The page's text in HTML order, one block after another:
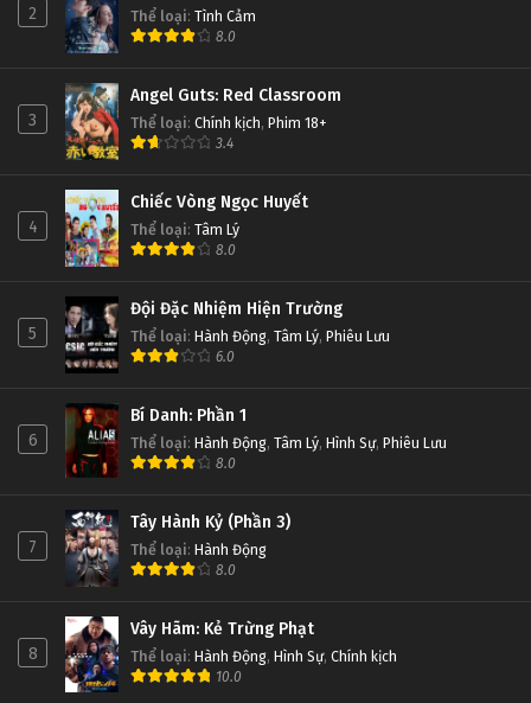
2 Thể loại: Tình Cảm
8.0
3
Angel Guts: Red Classroom
Thể loại: Chính kịch, Phim 18+
3.4
4
Chiếc Vòng Ngọc Huyết
Thể loại: Tâm Lý
8.0
5
Đội Đặc Nhiệm Hiện Trường
Thể loại: Hành Động, Tâm Lý, Phiêu Lưu
6.0
6
Bí Danh: Phần 1
Thể loại: Hành Động, Tâm Lý, Hình Sự, Phiêu Lưu
8.0
7
Tây Hành Kỷ (Phần 3)
Thể loại: Hành Động
8.0
8
Vây Hãm: Kẻ Trừng Phạt
Thể loại: Hành Động, Hình Sự, Chính kịch
10.0